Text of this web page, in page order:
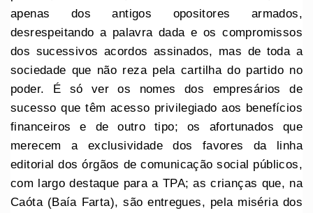
apenas dos antigos opositores armados,
desrespeitando a palavra dada e os compromissos
dos sucessivos acordos assinados, mas de toda a
sociedade que não reza pela cartilha do partido no
poder. É só ver os nomes dos empresários de
sucesso que têm acesso privilegiado aos benefícios
financeiros e de outro tipo; os afortunados que
merecem a exclusividade dos favores da linha
editorial dos órgãos de comunicação social públicos,
com largo destaque para a TPA; as crianças que, na
Caóta (Baía Farta), são entregues, pela miséria dos